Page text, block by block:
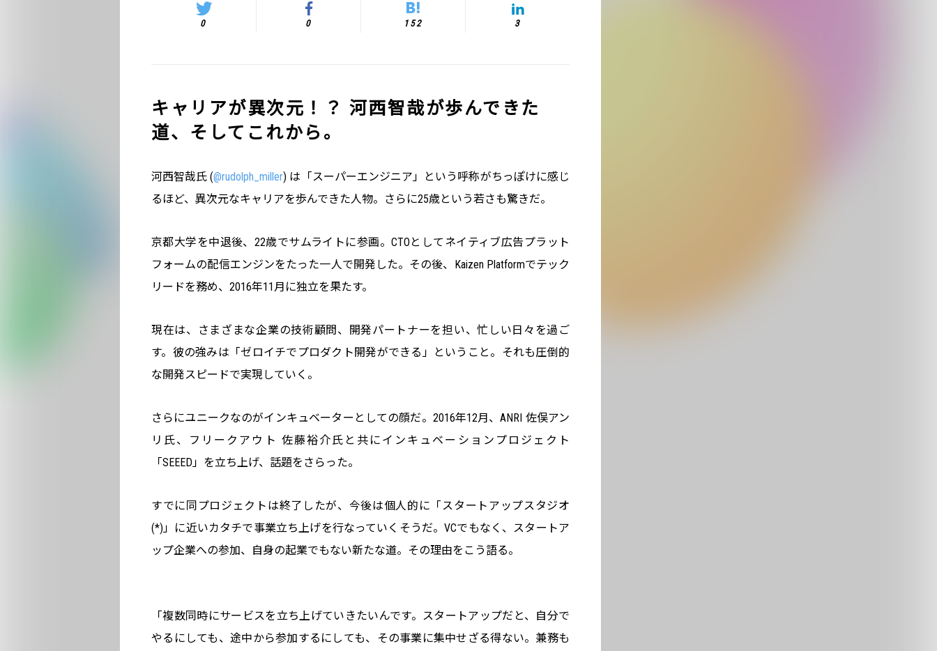
0 0 152 3
キャリアが異次元！？ 河西智哉が歩んできた
道、そしてこれから。
河西智哉氏 (@rudolph_miller) は「スーパーエンジニア」という呼称がちっぽけに感じ
るほど、異次元なキャリアを歩んできた人物。さらに25歳という若さも驚きだ。
京都大学を中退後、22歳でサムライトに参画。CTOとしてネイティブ広告プラット
フォームの配信エンジンをたった一人で開発した。その後、Kaizen Platformでテック
リードを務め、2016年11月に独立を果たす。
現在は、さまざまな企業の技術顧問、開発パートナーを担い、忙しい日々を過ご
す。彼の強みは「ゼロイチでプロダクト開発ができる」ということ。それも圧倒的
な開発スピードで実現していく。
さらにユニークなのがインキュベーターとしての顔だ。2016年12月、ANRI 佐俣アン
リ氏、フリークアウト 佐藤裕介氏と共にインキュベーションプロジェクト
「SEEED」を立ち上げ、話題をさらった。
すでに同プロジェクトは終了したが、今後は個人的に「スタートアップスタジオ
(*)」に近いカタチで事業立ち上げを行なっていくそうだ。VCでもなく、スタートア
ップ企業への参加、自身の起業でもない新たな道。その理由をこう語る。
「複数同時にサービスを立ち上げていきたいんです。スタートアップだと、自分で
やるにしても、途中から参加するにしても、その事業に集中せざる得ない。兼務も